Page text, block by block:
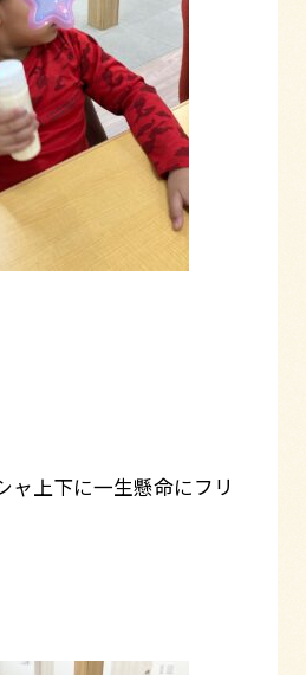
ャ上下に一生懸命にフリ